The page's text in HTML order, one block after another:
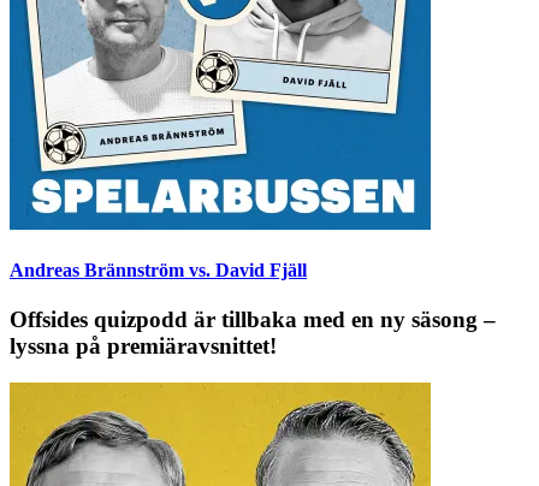
Andreas Brännström vs. David Fjäll
Offsides quizpodd är tillbaka med en ny säsong –
lyssna på premiäravsnittet!